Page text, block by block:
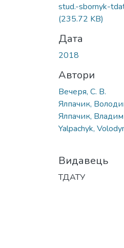
stud.-sbornyk-
(235.72 KB)
Дата
2018
Автори
Вечеря, С. В.
Ялпачик,
Ялпачик,
Yalpachyk,
Видавець
ТДАТУ